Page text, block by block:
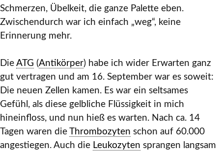
Schmerzen, Übelkeit, die ganze Palette eben.
Zwischendurch war ich einfach „weg“, keine
Erinnerung mehr.
Die ATG (Antikörper) habe ich wider Erwarten ganz
gut vertragen und am 16. September war es soweit:
Die neuen Zellen kamen. Es war ein seltsames
Gefühl, als diese gelbliche Flüssigkeit in mich
hineinfloss, und nun hieß es warten. Nach ca. 14
Tagen waren die Thrombozyten schon auf 60.000
angestiegen. Auch die Leukozyten sprangen langsam